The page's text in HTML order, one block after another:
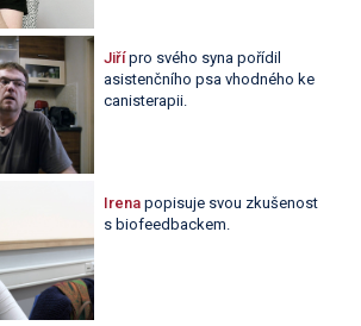
Jiřípro svého syna pořídil
asistenčního psa vhodného ke
canisterapii.
Irena popisuje svou zkušenost
s biofeedbackem.